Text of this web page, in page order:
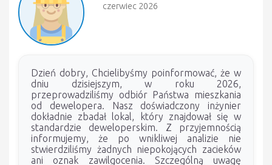
czerwiec 2026
Dzień dobry, Chcielibyśmy poinformować, że w
dniu dzisiejszym, w roku 2026,
przeprowadziliśmy odbiór Państwa mieszkania
od dewelopera. Nasz doświadczony inżynier
dokładnie zbadał lokal, który znajdował się w
standardzie deweloperskim. Z przyjemnością
informujemy, że po wnikliwej analizie nie
stwierdziliśmy żadnych niepokojących zacieków
ani oznak zawilgocenia. Szczególną uwagę